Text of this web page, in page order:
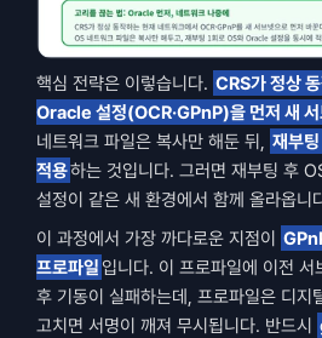
핵심 전략은 이렇습니다. CRS가 정상
Oracle 설정(OCR·GPnP)을 먼저 새 서
네트워크 파일은 복사만 해둔 뒤, 재부
적용하는 것입니다. 그러면 재부팅 후
설정이 같은 새 환경에서 함께 올라옵니
이 과정에서 가장 까다로운 지점이
프로파일 입니다. 이 프로파일에 이전
후 기동이 실패하는데, 프로파일은 디지
고치면 서명이 깨져 무시됩니다. 반드시